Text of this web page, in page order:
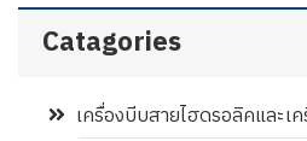
Catagories
เครื่องบีบสายไฮดรอลิคและเ